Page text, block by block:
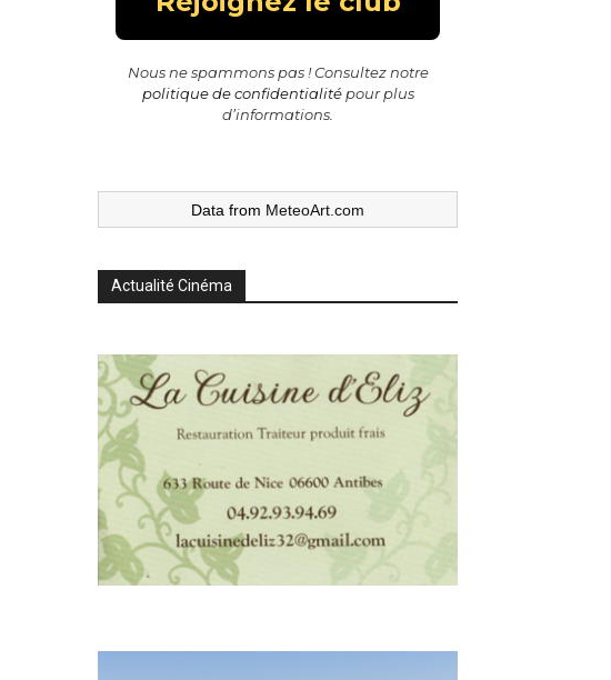
Nous ne spammons pas ! Consultez notre
politique de confidentialitépour plus
d’informations.
Data from MeteoArt.com
Actualité Cinéma